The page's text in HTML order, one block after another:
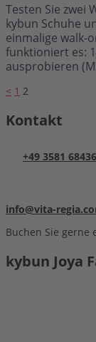
Testen Sie zwei
kybun Schuhe
einmalige walk-
funktioniert es:
ausprobieren
der
Beiträge
< 1 2
Kontakt
+49 3581
info@vita-
Buchen Sie gerne
kybun Joya